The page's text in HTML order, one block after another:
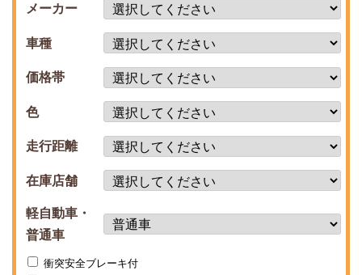
メーカー
車種
価格帯
色
走行距離
在庫店舗
軽自動車・
普通車
衝突安全ブレーキ付